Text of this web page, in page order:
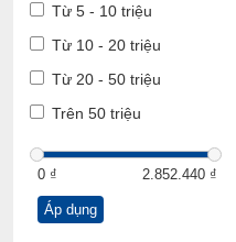
Từ 5 - 10 triệu
Từ 10 - 20 triệu
Từ 20 - 50 triệu
Trên 50 triệu
Áp dụng
0 ₫ 2.852.440 ₫